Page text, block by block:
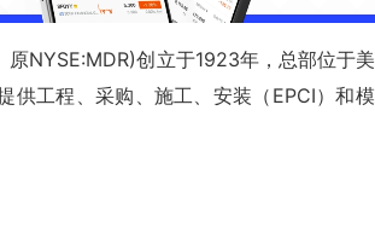
NYSE:MDR)创立于1923年，总部位于美
工程、采购、施工、安装（EPCI）和模